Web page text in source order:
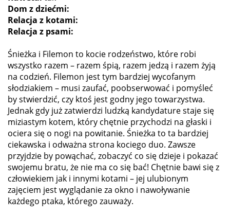
Dom z dziećmi:
Relacja z kotami:
Relacja z psami:
Śnieżka i Filemon to kocie rodzeństwo, które robi
wszystko razem – razem śpią, razem jedzą i razem żyją
na codzień. Filemon jest tym bardziej wycofanym
słodziakiem – musi zaufać, poobserwować i pomyśleć
by stwierdzić, czy ktoś jest godny jego towarzystwa.
Jednak gdy już zatwierdzi ludzką kandydature staje się
miziastym kotem, który chętnie przychodzi na głaski i
ociera się o nogi na powitanie. Śnieżka to ta bardziej
ciekawska i odważna strona kociego duo. Zawsze
przyjdzie by powąchać, zobaczyć co się dzieje i pokazać
swojemu bratu, że nie ma co się bać! Chętnie bawi się z
człowiekiem jak i innymi kotami – jej ulubionym
zajęciem jest wyglądanie za okno i nawoływanie
każdego ptaka, którego zauważy.